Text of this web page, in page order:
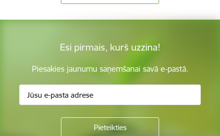
Esi pirmais, kurš uzzina!
Piesakies jaunumu saņemšanai savā e-pastā.